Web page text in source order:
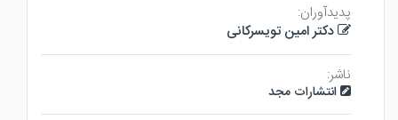
پدیدآوران:
دکتر امین تویسرکانی
ناشر:
انتشارات مجد